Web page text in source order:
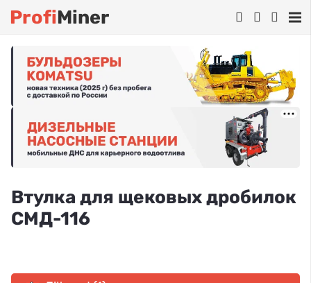
ProfiMiner
Втулка для щековых дробилок
СМД-116